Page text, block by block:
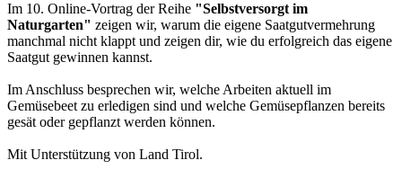
Im 10. Online-Vortrag der Reihe "Selbstversorgt im
Naturgarten" zeigen wir, warum die eigene Saatgutvermehrung
manchmal nicht klappt und zeigen dir, wie du erfolgreich das eigene
Saatgut gewinnen kannst.
Im Anschluss besprechen wir, welche Arbeiten aktuell im
Gemüsebeet zu erledigen sind und welche Gemüsepflanzen bereits
gesät oder gepflanzt werden können.
Mit Unterstützung von Land Tirol.